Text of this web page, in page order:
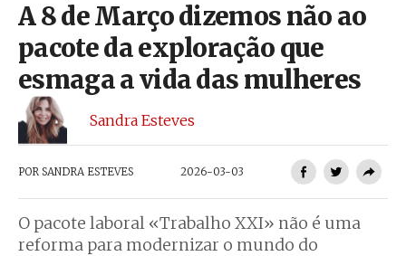
A 8 de Março dizemos não ao
pacote da exploração que
esmaga a vida das mulheres
Sandra Esteves
POR SANDRA ESTEVES 2026-03-03
O pacote laboral «Trabalho XXI» não é uma
reforma para modernizar o mundo do